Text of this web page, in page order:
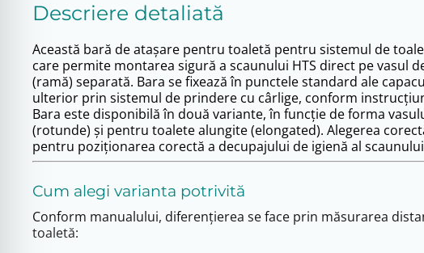
Descriere detaliată
Această bară de atașare pentru toaletă pentru sistemul de
care permite montarea sigură a scaunului HTS direct pe vasul
(ramă) separată. Bara se fixează în punctele standard ale
ulterior prin sistemul de prindere cu cârlige, conform
Bara este disponibilă în două variante, în funcție de forma
(rotunde) și pentru toalete alungite (elongated). Alegerea
pentru poziționarea corectă a decupajului de igienă al
Cum alegi varianta potrivită
Conform manualului, diferențierea se face prin măsurarea
toaletă: